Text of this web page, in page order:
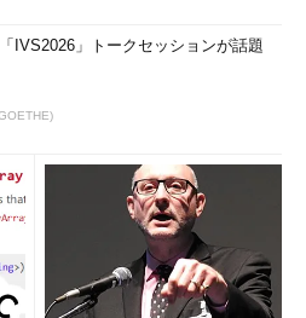
IVS2026」トークセッションが話題